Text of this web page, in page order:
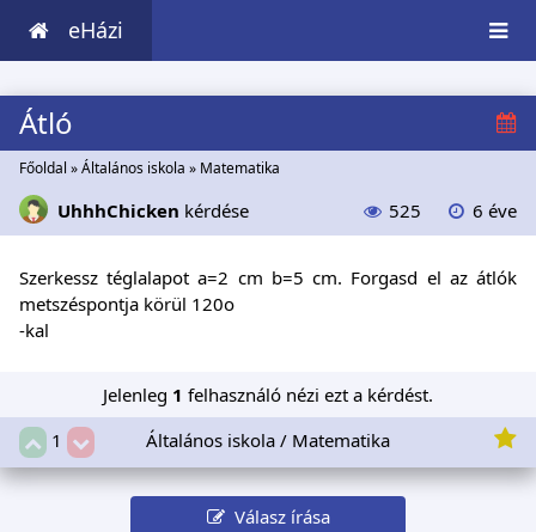
eHázi
Átló
Főoldal »Általános iskola » Matematika
UhhhChicken kérdése 525 6 éve
Szerkessz téglalapot a=2 cm b=5 cm. Forgasd el az átlók
metszéspontja körül 120o
-kal
Jelenleg 1 felhasználó nézi ezt a kérdést.
1
Általános iskola / Matematika
Válasz írása